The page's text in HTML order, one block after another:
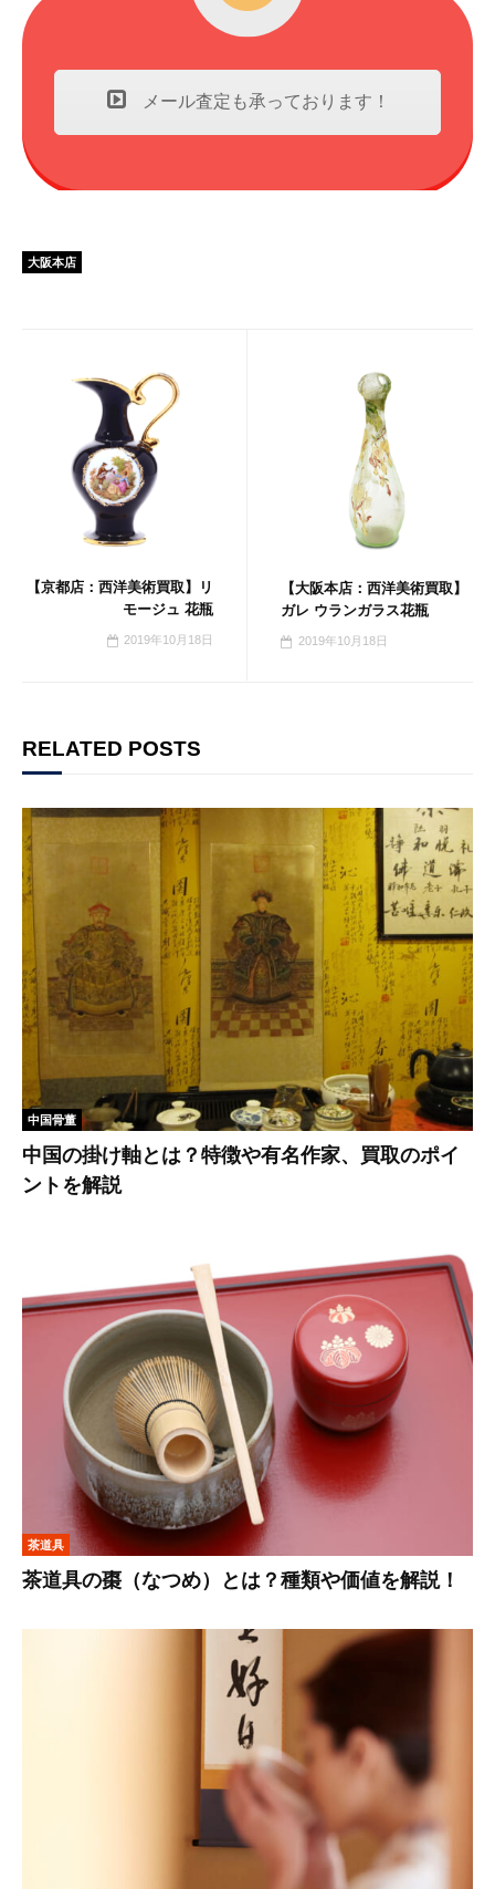
メール査定も承っております！
大阪本店
【京都店：西洋美術買取】リ
モージュ 花瓶
2019年10月18日
【大阪本店：西洋美術買取】
ガレ ウランガラス花瓶
2019年10月18日
RELATED POSTS
中国骨董
中国の掛け軸とは？特徴や有名作家、買取のポイ
ントを解説
茶道具
茶道具の棗（なつめ）とは？種類や価値を解説！